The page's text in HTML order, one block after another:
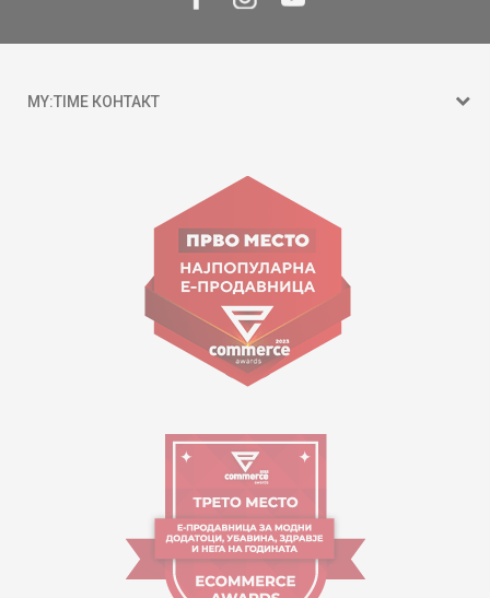
MY:TIME КОНТАКТ
ул. Гоце Николовски бр.74 Скопје
contact@mytime.mk
Работно време:
09:00 до 17:00